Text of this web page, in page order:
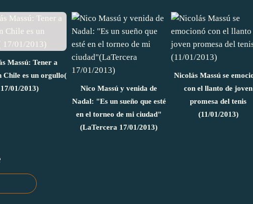
Massú: Tener a
Chile es un orgullo(
17/01/2013)
Nico Massú y venida de
Nadal: "Es un sueño que esté
en el torneo de mi ciudad"
(LaTercera 17/01/2013)
Nicolás Massú se
con el llanto de joven
promesa del tenis
(11/01/2013)